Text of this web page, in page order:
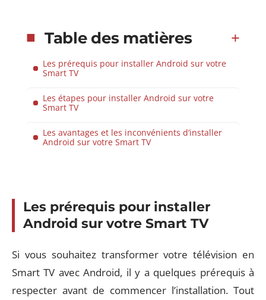
Table des matières
Les prérequis pour installer Android sur votre
Smart TV
Les étapes pour installer Android sur votre
Smart TV
Les avantages et les inconvénients d’installer
Android sur votre Smart TV
Les prérequis pour installer
Android sur votre Smart TV
Si vous souhaitez transformer votre télévision en
Smart TV avec Android, il y a quelques prérequis à
respecter avant de commencer l’installation. Tout